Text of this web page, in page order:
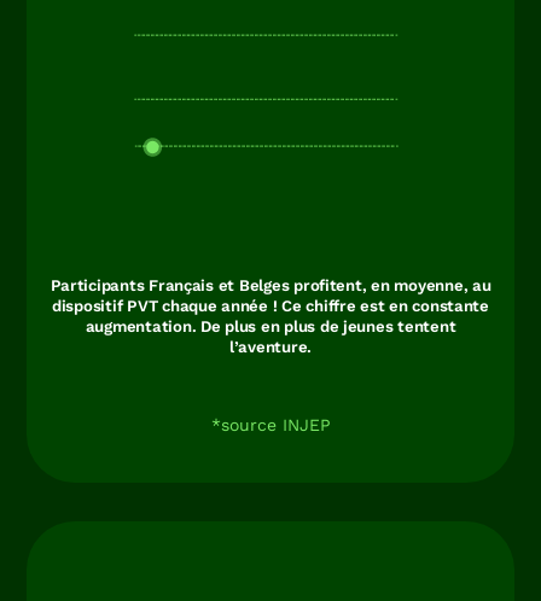
Participants Français et Belges profitent, en moyenne, au
dispositif PVT chaque année ! Ce chiffre est en constante
augmentation. De plus en plus de jeunes tentent
l’aventure.
*source INJEP